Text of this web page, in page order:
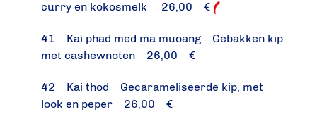
curry en kokosmelk 26,00 €
41 Kai phad med ma muoang Gebakken kip
met cashewnoten 26,00 €
42 Kai thod Gecarameliseerde kip, met
look en peper 26,00 €